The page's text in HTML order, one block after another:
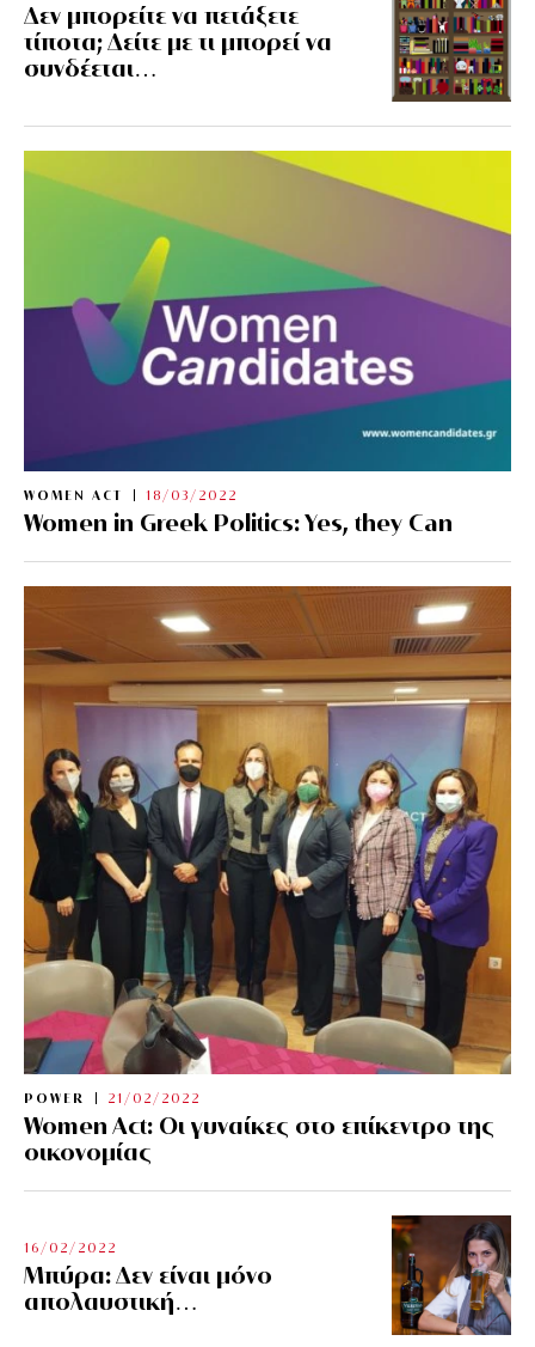
Δεν μπορείτε να πετάξετε
τίποτα; Δείτε με τι μπορεί να
συνδέεται…
WOMEN ACT 18/03/2022
Women in Greek Politics: Yes, they Can
POWER 21/02/2022
Women Act: Οι γυναίκες στο επίκεντρο της
οικονομίας
16/02/2022
Μπύρα: Δεν είναι μόνο
απολαυστική…